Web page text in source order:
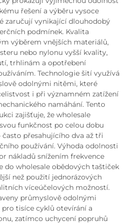
řešení a výběru vysoce
zaručují vynikající dlouhodobý
podmínek. Kvalita
výběrem vnějších materiálů,
nebo nylonu vyšší kvality,
trhlinám a opotřebení
Technologie šití využívá
odolnými nitěmi, které
i při významném zatížení
namáhání. Tento
zajišťuje, že wholesale
funkčnost po celou dobu
přesahujícího dva až tři
používání. Výhoda odolnosti
nákladů snížením frekvence
do wholesale obědových taštiček
než použití jednorázových
víceúčelových možností.
průmyslově odolnými
tisíce cyklů otevírání a
zatímco uchycení popruhů